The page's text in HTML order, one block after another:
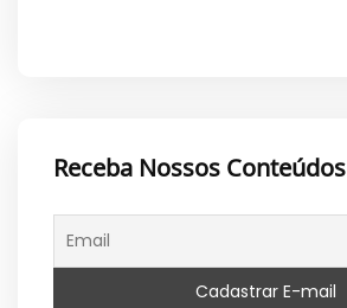
Receba Nossos Conteúdos